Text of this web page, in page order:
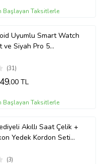
Başlayan Taksitlerle
Uyumlu Smart Watch
ve Siyah Pro 5
(Siyah)
(31)
,00 TL
Başlayan Taksitlerle
Akıllı Saat Çelik +
Yedek Kordon Seti
Uygun Değiştirilebilir
Renkli)
(3)